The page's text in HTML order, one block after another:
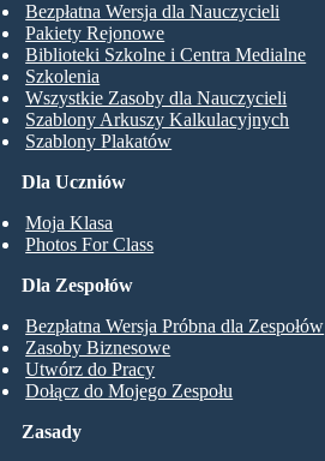
Dla Uczniów
Moja Klasa
Photos For Class
Bezpłatna Wersja dla Nauczycieli
Pakiety Rejonowe
Biblioteki Szkolne i Centra Medialne
Szkolenia
Wszystkie Zasoby dla Nauczycieli
Szablony Arkuszy Kalkulacyjnych
Szablony Plakatów
Dla Zespołów
Bezpłatna Wersja Próbna dla Zespołów
Zasoby Biznesowe
Utwórz do Pracy
Dołącz do Mojego Zespołu
Zasady